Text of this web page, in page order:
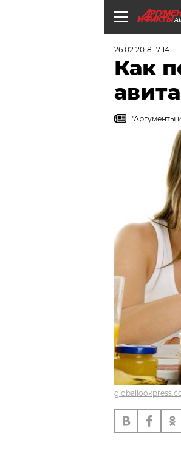
26.02.2018 17:14
Как
"Аргументы